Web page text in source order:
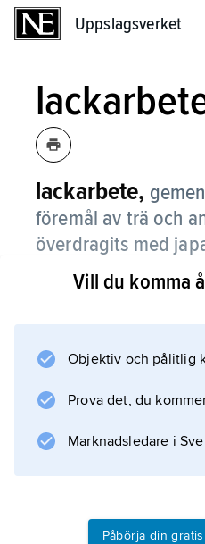
Uppslagsverket
lackarbete,
föremål av trä och
överdragits med
stelnade saften från
verniciflua), eller
Kina
Korea
Japan
Vill du komma
Objektiv och pålitlig
Prova det, du
Marknadsledare i
Påbörja din